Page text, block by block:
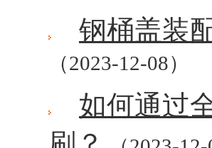
钢桶盖装
（2023-12-08）
如何通过